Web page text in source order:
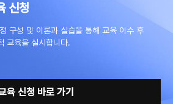
신청
구성 및 이론과 실습을 통해 교육 이수 후
교육을 실시합니다.
육 신청 바로 가기